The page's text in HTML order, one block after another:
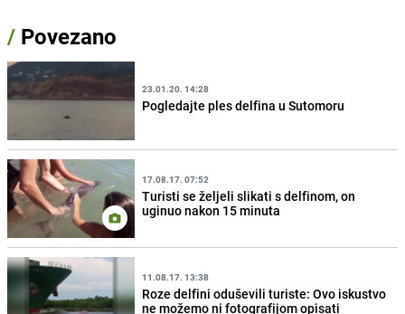
/ Povezano
23.01.20. 14:28
Pogledajte ples delfina u Sutomoru
17.08.17. 07:52
Turisti se željeli slikati s delfinom, on
uginuo nakon 15 minuta
11.08.17. 13:38
Roze delfini oduševili turiste: Ovo iskustvo
ne možemo ni fotografijom opisati